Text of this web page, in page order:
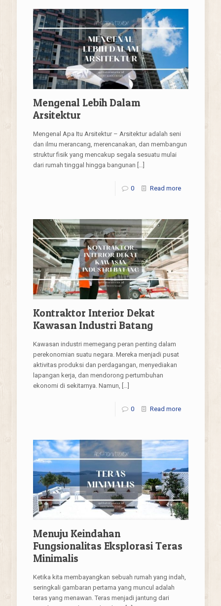
Mengenal Lebih Dalam
Arsitektur
Mengenal Apa Itu Arsitektur – Arsitektur adalah seni
dan ilmu merancang, merencanakan, dan membangun
struktur fisik yang mencakup segala sesuatu mulai
dari rumah tinggal hingga bangunan […]
0 Read more
Kontraktor Interior Dekat
Kawasan Industri Batang
Kawasan industri memegang peran penting dalam
perekonomian suatu negara. Mereka menjadi pusat
aktivitas produksi dan perdagangan, menyediakan
lapangan kerja, dan mendorong pertumbuhan
ekonomi di sekitarnya. Namun, […]
0 Read more
Menuju Keindahan
Fungsionalitas Eksplorasi Teras
Minimalis
Ketika kita membayangkan sebuah rumah yang indah,
seringkali gambaran pertama yang muncul adalah
teras yang menawan. Teras menjadi jantung dari